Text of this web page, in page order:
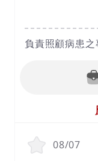
負責照顧病患之
08/07